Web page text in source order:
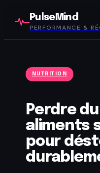
PulseMind
PERFORMANCE &
NUTRITION
Perdre
aliments
pour